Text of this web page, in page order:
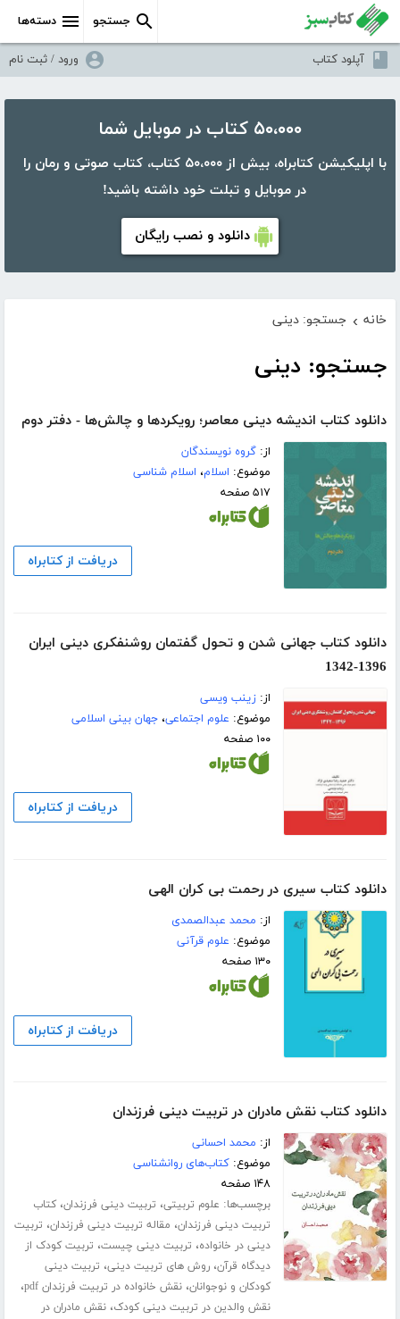
دسته‌ها جستجو
آپلود کتاب ورود / ثبت نام
۵۰،۰۰۰ کتاب در موبایل شما
با اپلیکیشن کتابراه، بیش از ۵۰،۰۰۰ کتاب، کتاب صوتی و رمان را
در موبایل و تبلت خود داشته باشید!
دانلود و نصب رایگان
خانه › جستجو: دینی
جستجو: دینی
دانلود کتاب اندیشه دینی معاصر؛ رویکردها و چالش‌ها - دفتر دوم
از:گروه نویسندگان
موضوع: اسلام، اسلام شناسی
۵۱۷ صفحه
دریافت از کتابراه
دانلود کتاب جهانی شدن و تحول گفتمان روشنفکری دینی ایران
1396-1342
از:زینب ویسی
موضوع: علوم اجتماعی،جهان بینی اسلامی
۱۰۰ صفحه
دریافت از کتابراه
دانلود کتاب سیری در رحمت بی کران الهی
از: محمد عبدالصمدی
موضوع: علوم قرآنی
۱۳۰ صفحه
دریافت از کتابراه
دانلود کتاب نقش مادران در تربیت دینی فرزندان
از: محمد احسانی
موضوع:کتاب‌های روانشناسی
۱۴۸ صفحه
برچسب‌ها: علوم تربیتی، تربیت دینی فرزندان،کتاب
تربیت دینی فرزندان، مقاله تربیت دینی فرزندان، تربیت
دینی در خانواده، تربیت دینی چیست، تربیت کودک از
دیدگاه قرآن،روش های تربیت دینی، تربیت دینی
کودکان و نوجوانان،نقش خانواده در تربیت فرزندان pdf ،
نقش والدین در تربیت دینی کودک،نقش مادران در